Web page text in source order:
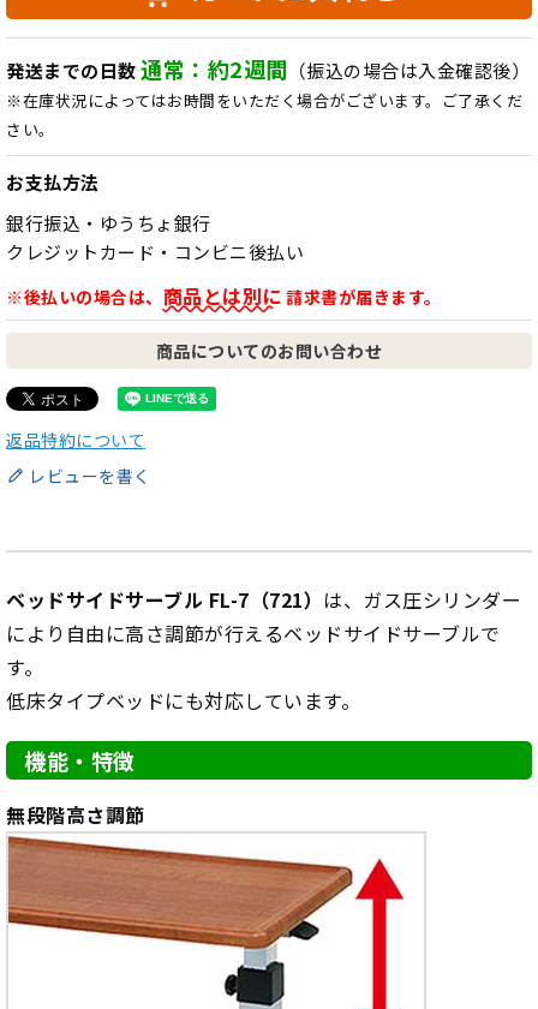
発送までの日数通常：約2週間 （振込の場合は入金確認後）
※在庫状況によってはお時間をいただく場合がございます。ご了承くだ
さい。
お支払方法
銀行振込・ゆうちょ銀行
クレジットカード・コンビニ後払い
※後払いの場合は、 商品とは別に 請求書が届きます。
商品についてのお問い合わせ
返品特約について
レビューを書く
ベッドサイドサーブル FL-7（721） は、ガス圧シリンダー
により自由に高さ調節が行えるベッドサイドサーブルで
す。
低床タイプベッドにも対応しています。
機能・特徴
無段階高さ調節